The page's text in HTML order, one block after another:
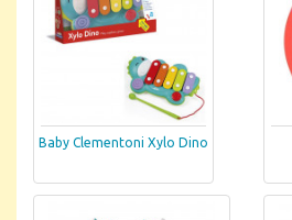
Baby Clementoni Xylo Dino